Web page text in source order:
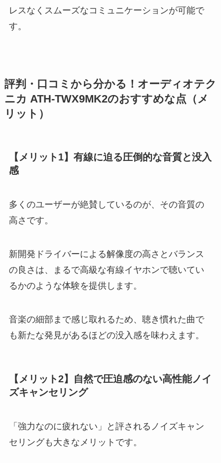
レスなくスムーズなコミュニケーションが可能で
す。
評判・口コミから分かる！オーディオテク
ニカ ATH-TWX9MK2のおすすめな点（メ
リット）
【メリット1】有線に迫る圧倒的な音質と没入
感
多くのユーザーが絶賛しているのが、その音質の
高さです。
新開発ドライバーによる解像度の高さとバランス
の良さは、まるで高級な有線イヤホンで聴いてい
るかのような体験を提供します。
音楽の細部まで感じ取れるため、聴き慣れた曲で
も新たな発見があるほどの没入感を味わえます。
【メリット2】自然で圧迫感のない高性能ノイ
ズキャンセリング
「強力なのに疲れない」と評されるノイズキャン
セリングも大きなメリットです。